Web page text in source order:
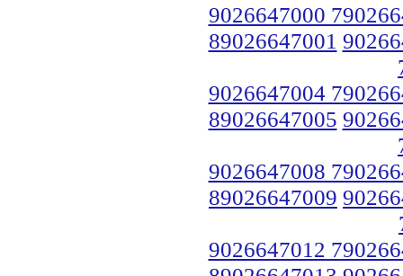
9026647000
89026647001
9026647004
89026647005
9026647008
89026647009
9026647012